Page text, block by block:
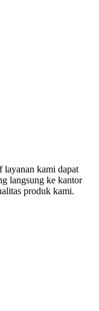
layanan kami dapat
langsung ke kantor
produk kami.